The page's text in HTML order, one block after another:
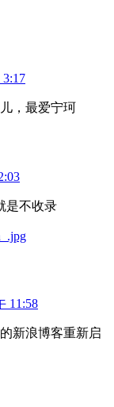
，最爱宁珂
是不收录
11:58
新浪博客重新启